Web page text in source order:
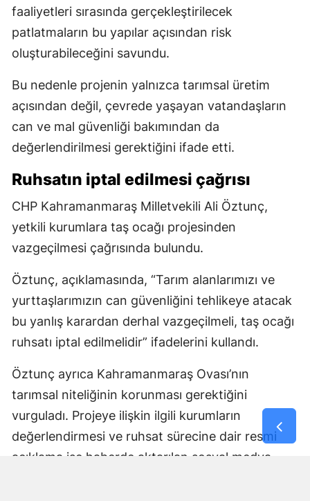
faaliyetleri sırasında gerçekleştirilecek
patlatmaların bu yapılar açısından risk
oluşturabileceğini savundu.
Bu nedenle projenin yalnızca tarımsal üretim
açısından değil, çevrede yaşayan vatandaşların
can ve mal güvenliği bakımından da
değerlendirilmesi gerektiğini ifade etti.
Ruhsatın iptal edilmesi çağrısı
CHP Kahramanmaraş Milletvekili Ali Öztunç,
yetkili kurumlara taş ocağı projesinden
vazgeçilmesi çağrısında bulundu.
Öztunç, açıklamasında, “Tarım alanlarımızı ve
yurttaşlarımızın can güvenliğini tehlikeye atacak
bu yanlış karardan derhal vazgeçilmeli, taş ocağı
ruhsatı iptal edilmelidir” ifadelerini kullandı.
Öztunç ayrıca Kahramanmaraş Ovası’nın
tarımsal niteliğinin korunması gerektiğini
vurguladı. Projeye ilişkin ilgili kurumların
değerlendirmesi ve ruhsat sürecine dair resmi
açıklama ise haberde aktarılan sosyal medya